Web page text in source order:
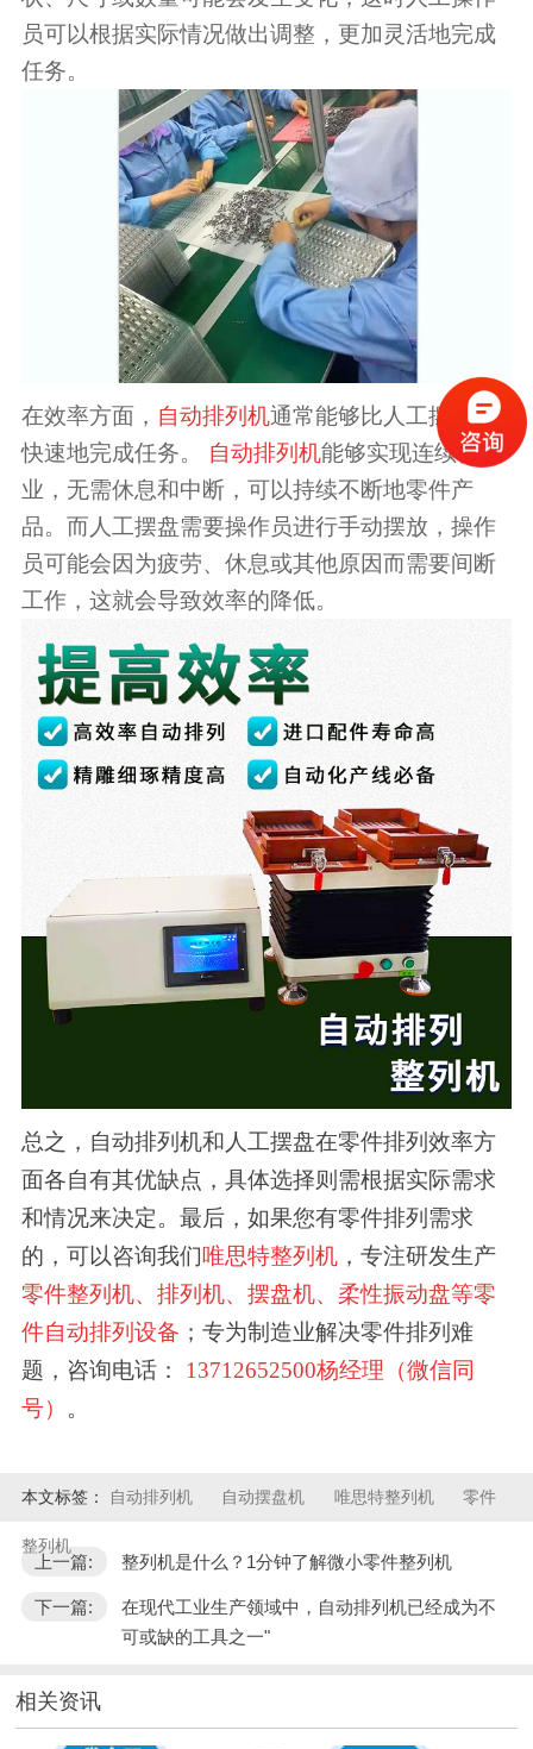
员可以根据实际情况做出调整，更加灵活地完成
任务。
在效率方面， 自动排列机通常能够比人工摆盘更
快速地完成任务。 自动排列机能够实现连续作
业，无需休息和中断，可以持续不断地零件产
品。而人工摆盘需要操作员进行手动摆放，操作
员可能会因为疲劳、休息或其他原因而需要间断
工作，这就会导致效率的降低。
总之，自动排列机和人工摆盘在零件排列效率方
面各自有其优缺点，具体选择则需根据实际需求
和情况来决定。最后，如果您有零件排列需求
的，可以咨询我们唯思特整列机，专注研发生产
零件整列机、排列机、摆盘机、柔性振动盘等零
件自动排列设备 ；专为制造业解决零件排列难
题，咨询电话： 13712652500杨经理（微信同
号） 。
本文标签： 自动排列机 自动摆盘机 唯思特整列机 零件
整列机
上一篇: 整列机是什么？1分钟了解微小零件整列机
下一篇:
在现代工业生产领域中，自动排列机已经成为不
可或缺的工具之一"
相关资讯